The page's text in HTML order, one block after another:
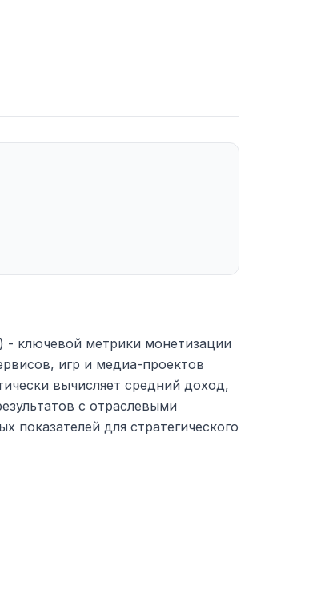
- ключевой метрики монетизации
игр и медиа-проектов
вычисляет средний доход,
с отраслевыми
для стратегического